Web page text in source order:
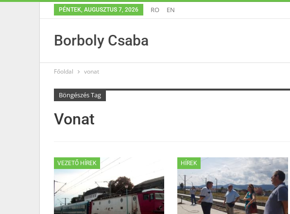
PÉNTEK, AUGUSZTUS 7, 2026 RO EN
Borboly Csaba
Főoldal vonat
Böngészés Tag
Vonat
VEZETŐ HÍREK HÍREK